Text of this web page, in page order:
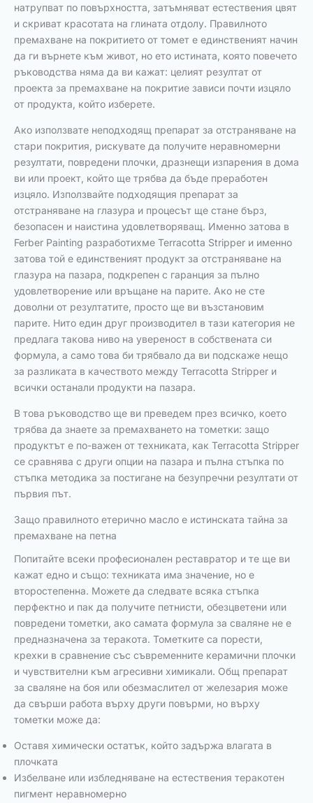
натрупват по повърхността, затъмняват естествения цвят
и скриват красотата на глината отдолу. Правилното
премахване на покритието от томет е единственият начин
да ги върнете към живот, но ето истината, която повечето
ръководства няма да ви кажат: целият резултат от
проекта за премахване на покритие зависи почти изцяло
от продукта, който изберете.
Ако използвате неподходящ препарат за отстраняване на
стари покрития, рискувате да получите неравномерни
резултати, повредени плочки, дразнещи изпарения в дома
ви или проект, който ще трябва да бъде преработен
изцяло. Използвайте подходящия препарат за
отстраняване на глазура и процесът ще стане бърз,
безопасен и наистина удовлетворяващ. Именно затова в
Ferber Painting разработихме Terracotta Stripper и именно
затова той е единственият продукт за отстраняване на
глазура на пазара, подкрепен с гаранция за пълно
удовлетворение или връщане на парите. Ако не сте
доволни от резултатите, просто ще ви възстановим
парите. Нито един друг производител в тази категория не
предлага такова ниво на увереност в собствената си
формула, а само това би трябвало да ви подскаже нещо
за разликата в качеството между Terracotta Stripper и
всички останали продукти на пазара.
В това ръководство ще ви преведем през всичко, което
трябва да знаете за премахването на тометки: защо
продуктът е по-важен от техниката, как Terracotta Stripper
се сравнява с други опции на пазара и пълна стъпка по
стъпка методика за постигане на безупречни резултати от
първия път.
Защо правилното етерично масло е истинската тайна за
премахване на петна
Попитайте всеки професионален реставратор и те ще ви
кажат едно и също: техниката има значение, но е
второстепенна. Можете да следвате всяка стъпка
перфектно и пак да получите петнисти, обезцветени или
повредени тометки, ако самата формула за сваляне не е
предназначена за теракота. Тометките са порести,
крехки в сравнение със съвременните керамични плочки
и чувствителни към агресивни химикали. Общ препарат
за сваляне на боя или обезмаслител от железария може
да свърши работа върху други повърми, но върху
тометки може да:
Оставя химически остатък, който задържа влагата в
плочката
Избелване или избледняване на естествения теракотен
пигмент неравномерно